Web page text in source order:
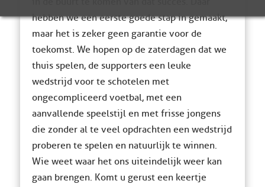
hebben we een eerste goede stap in gemaakt,
maar het is zeker geen garantie voor de
toekomst. We hopen op de zaterdagen dat we
thuis spelen, de supporters een leuke
wedstrijd voor te schotelen met
ongecompliceerd voetbal, met een
aanvallende speelstijl en met frisse jongens
die zonder al te veel opdrachten een wedstrijd
proberen te spelen en natuurlijk te winnen.
Wie weet waar het ons uiteindelijk weer kan
gaan brengen. Komt u gerust een keertje